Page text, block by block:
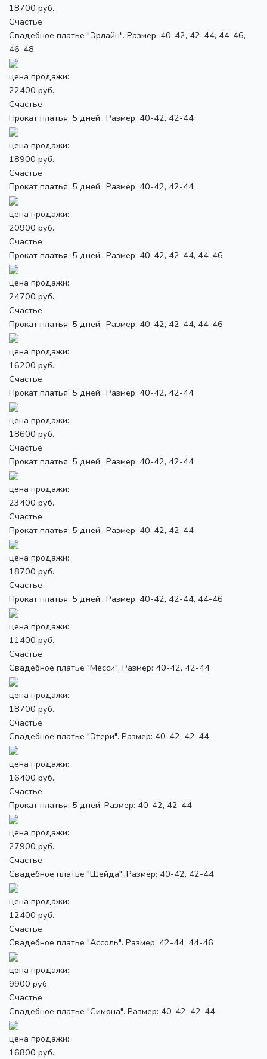
18700 руб.
Счастье
Свадебное платье "Эрлайн". Размер: 40-42, 42-44, 44-46,
46-48
цена продажи:
22400 руб.
Счастье
Прокат платья: 5 дней.. Размер: 40-42, 42-44
цена продажи:
18900 руб.
Счастье
Прокат платья: 5 дней.. Размер: 40-42, 42-44
цена продажи:
20900 руб.
Счастье
Прокат платья: 5 дней.. Размер: 40-42, 42-44, 44-46
цена продажи:
24700 руб.
Счастье
Прокат платья: 5 дней.. Размер: 40-42, 42-44, 44-46
цена продажи:
16200 руб.
Счастье
Прокат платья: 5 дней.. Размер: 40-42, 42-44
цена продажи:
18600 руб.
Счастье
Прокат платья: 5 дней.. Размер: 40-42, 42-44
цена продажи:
23400 руб.
Счастье
Прокат платья: 5 дней.. Размер: 40-42, 42-44
цена продажи:
18700 руб.
Счастье
Прокат платья: 5 дней.. Размер: 40-42, 42-44, 44-46
цена продажи:
11400 руб.
Счастье
Свадебное платье "Месси". Размер: 40-42, 42-44
цена продажи:
18700 руб.
Счастье
Свадебное платье "Этери". Размер: 40-42, 42-44
цена продажи:
16400 руб.
Счастье
Прокат платья: 5 дней. Размер: 40-42, 42-44
цена продажи:
27900 руб.
Счастье
Свадебное платье "Шейда". Размер: 40-42, 42-44
цена продажи:
12400 руб.
Счастье
Свадебное платье "Ассоль". Размер: 42-44, 44-46
цена продажи:
9900 руб.
Счастье
Свадебное платье "Симона". Размер: 40-42, 42-44
цена продажи:
16800 руб.